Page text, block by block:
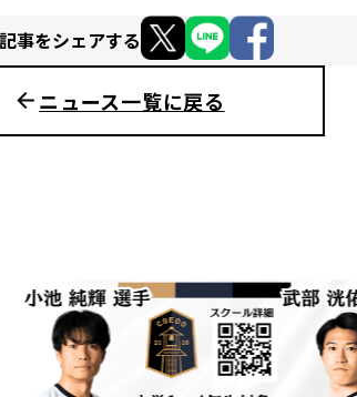
事をシェアする
ニュース一覧に戻る